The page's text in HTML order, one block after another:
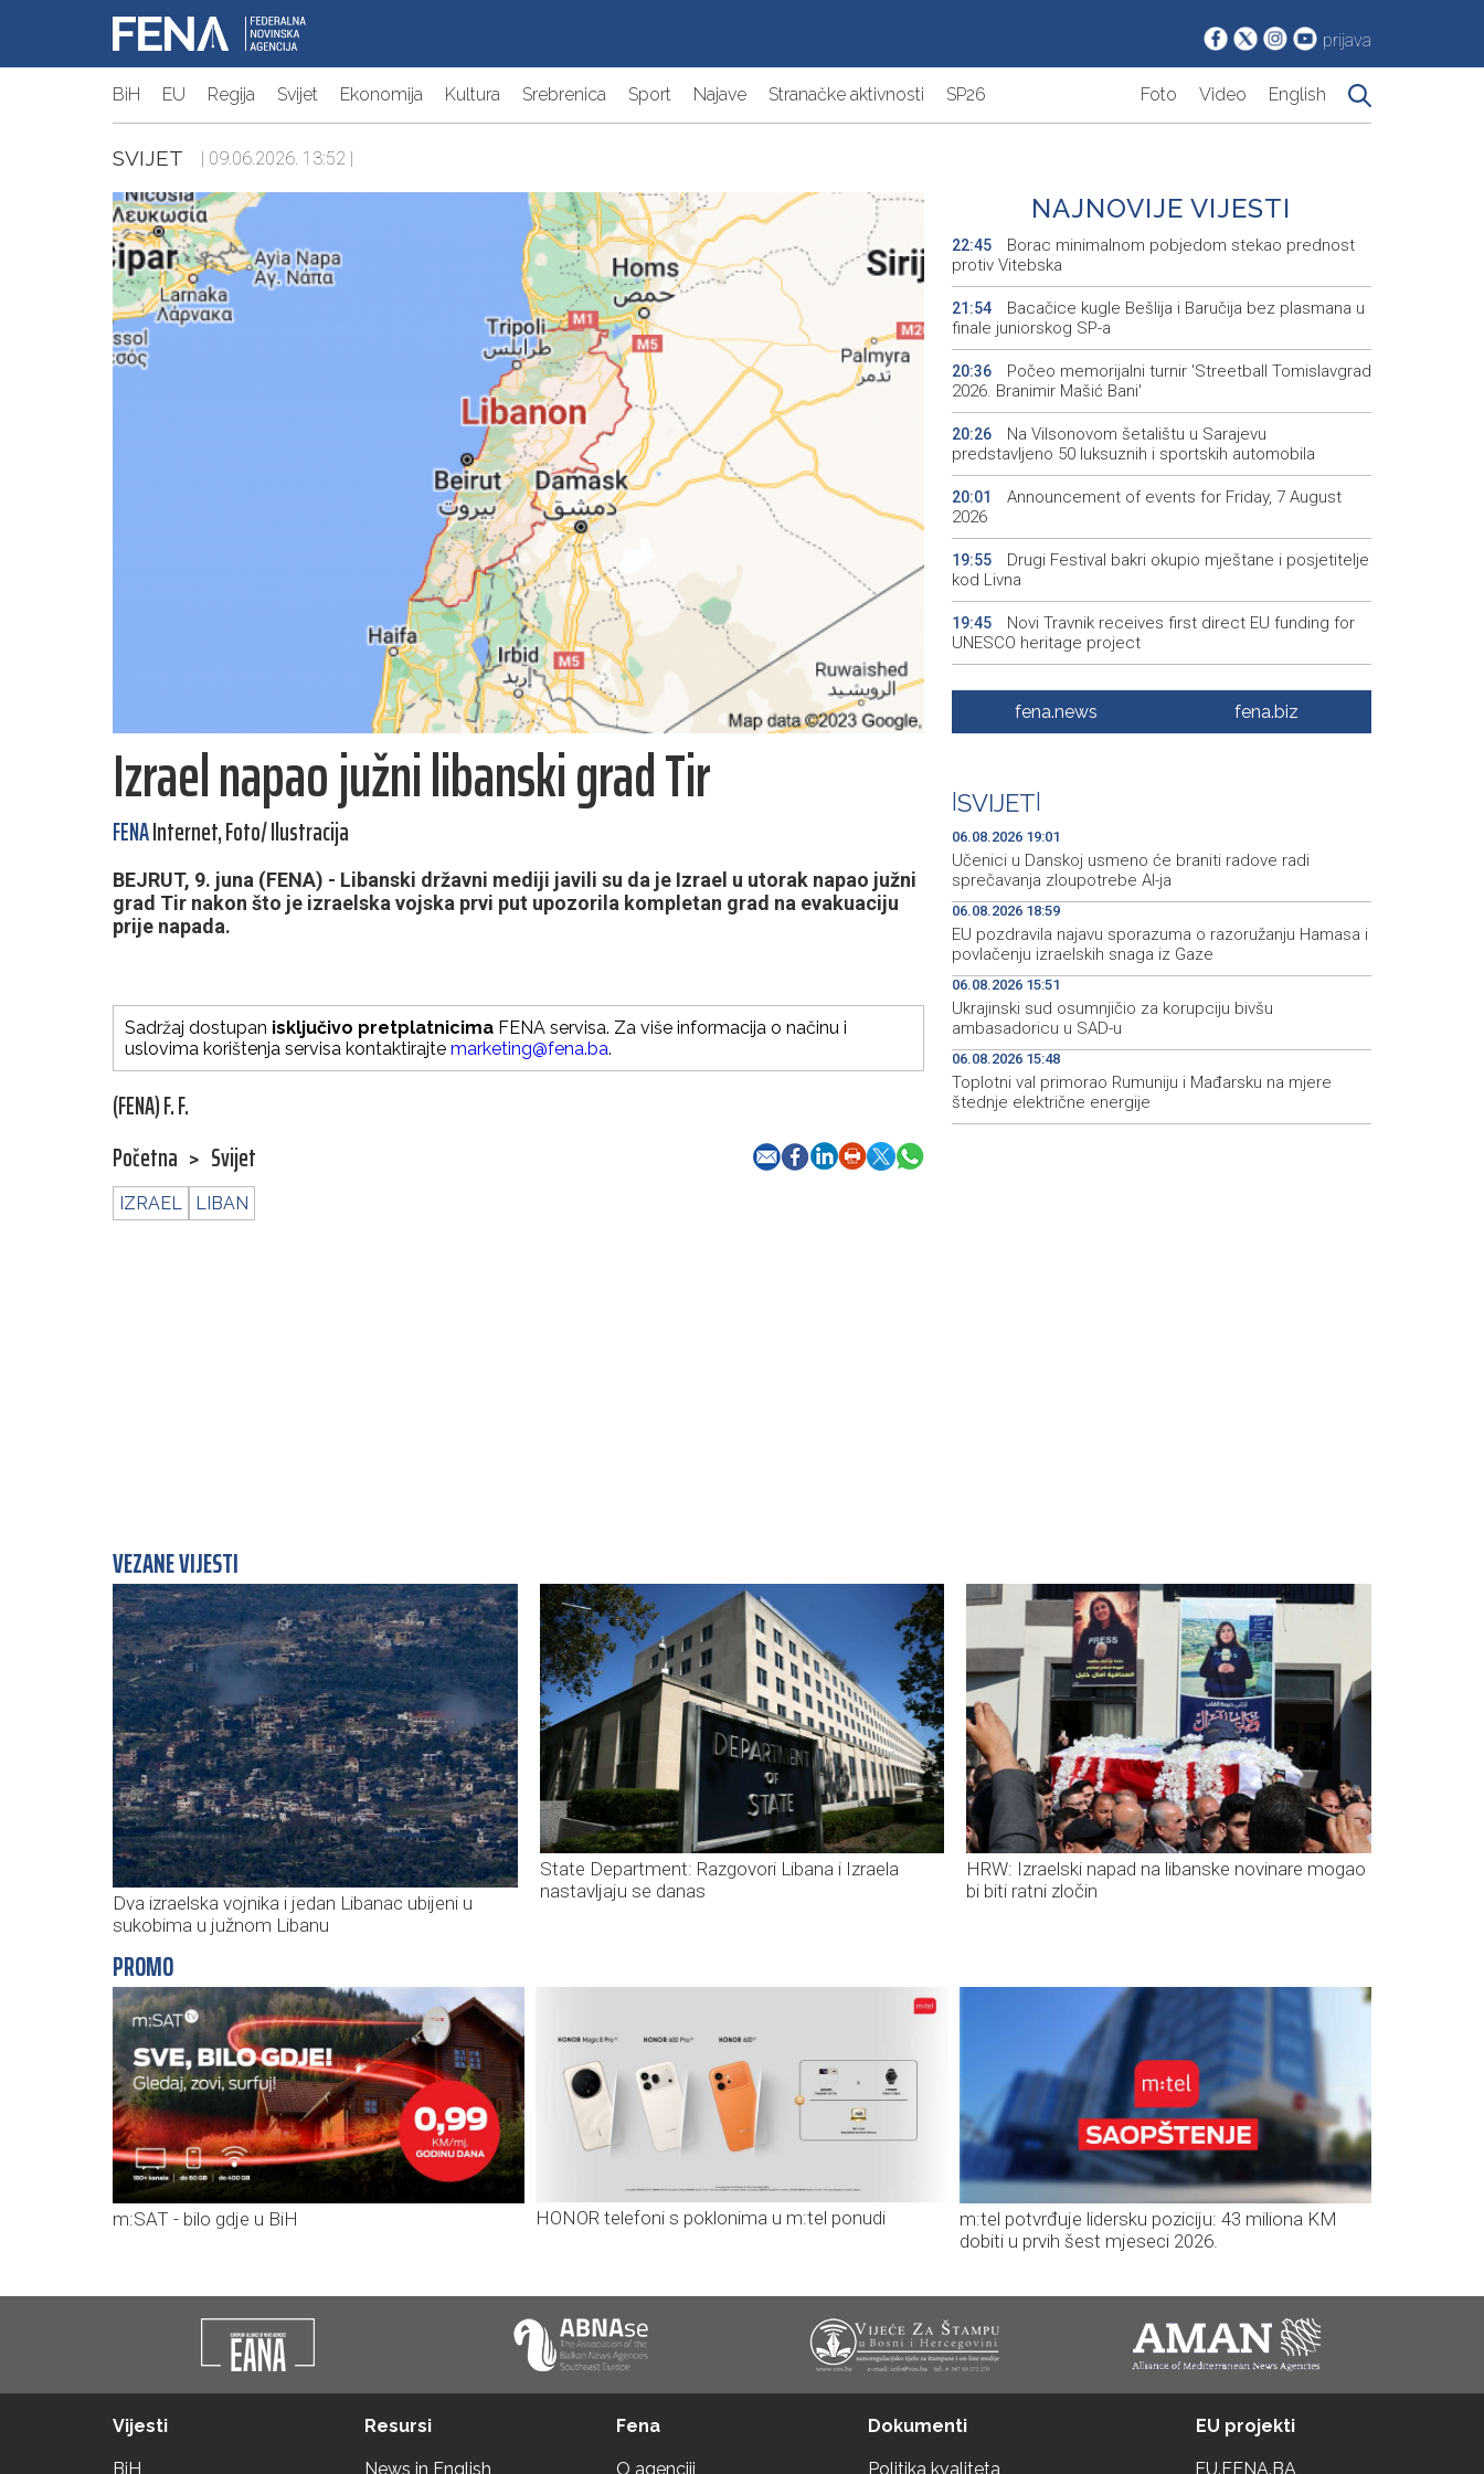
prijava
BiH EU Regija Svijet Ekonomija Kultura Srebrenica Sport Najave Stranačke aktivnosti SP26 Foto Video English
SVIJET | 09.06.2026. 13:52 |
Izrael napao južni libanski grad Tir
FENAInternet, Foto/ Ilustracija
BEJRUT, 9. juna (FENA) - Libanski državni mediji javili su da je Izrael u utorak napao južni
grad Tir nakon što je izraelska vojska prvi put upozorila kompletan grad na evakuaciju
prije napada.
Sadržaj dostupan isključivo pretplatnicima FENA servisa. Za više informacija o načinu i
uslovima korištenja servisa kontaktirajte marketing@fena.ba.
(FENA) F. F.
Početna > Svijet
IZRAEL LIBAN
NAJNOVIJE VIJESTI
22:45
Borac minimalnom pobjedom stekao prednost
protiv Vitebska
21:54
Bacačice kugle Bešlija i Baručija bez plasmana u
finale juniorskog SP-a
20:36
Počeo memorijalni turnir 'Streetball Tomislavgrad
2026. Branimir Mašić Bani'
20:26
Na Vilsonovom šetalištu u Sarajevu
predstavljeno 50 luksuznih i sportskih automobila
20:01
Announcement of events for Friday, 7 August
2026
19:55
Drugi Festival bakri okupio mještane i posjetitelje
kod Livna
19:45
Novi Travnik receives first direct EU funding for
UNESCO heritage project
Crishock: OHR maintains an open dialogue with
all political stakeholders in BiH
19:29
Španska krajnja ljevica i desnica ujedinjene protiv
Maroka kao suorganizatora SP 2030.
fena.news fena.biz
SVIJET
06.08.2026 19:01
Učenici u Danskoj usmeno će braniti radove radi
sprečavanja zloupotrebe AI-ja
06.08.2026 18:59
EU pozdravila najavu sporazuma o razoružanju Hamasa i
povlačenju izraelskih snaga iz Gaze
06.08.2026 15:51
Ukrajinski sud osumnjičio za korupciju bivšu
ambasadoricu u SAD-u
06.08.2026 15:48
Toplotni val primorao Rumuniju i Mađarsku na mjere
štednje električne energije
VEZANE VIJESTI
Dva izraelska vojnika i jedan Libanac ubijeni u
sukobima u južnom Libanu
State Department: Razgovori Libana i Izraela
nastavljaju se danas
HRW: Izraelski napad na libanske novinare mogao
bi biti ratni zločin
PROMO
m:SAT - bilo gdje u BiH HONOR telefoni s poklonima u m:tel ponudi
m:tel potvrđuje lidersku poziciju: 43 miliona KM
dobiti u prvih šest mjeseci 2026.
Vijesti
BiH
Resursi
News in English
Fena
O agenciji
Dokumenti
Politika kvaliteta
EU projekti
EU.FENA.BA